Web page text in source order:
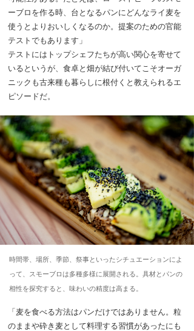
ーブロを作る時、台となるパンにどんなライ麦を
使うとよりおいしくなるのか。提案のための官能
テストでもあります」
テストにはトップシェフたちが高い関心を寄せて
いるというが、食卓と畑が結び付いてこそオーガ
ニックも古来種も暮らしに根付くと教えられるエ
ピソードだ。
時間帯、場所、季節、祭事といったシチュエーションによ
って、スモーブロは多種多様に展開される。具材とパンの
相性を探究すると、味わいの精度は高まる。
「麦を食べる方法はパンだけではありません。粒
のままや砕き麦として料理する習慣があったにも